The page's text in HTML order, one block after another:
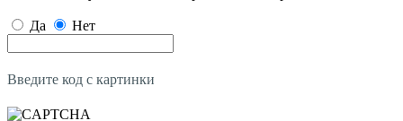
Да Нет
Введите код с картинки